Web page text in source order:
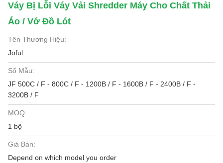
Váy Bị Lỗi Váy Vải Shredder Máy Cho Chất Thải
Áo / Vớ Đồ Lót
Tên Thương Hiệu:
Joful
Số Mẫu:
JF 500C / F - 800C / F - 1200B / F - 1600B / F - 2400B / F -
3200B / F
MOQ:
1 bộ
Giá Bán:
Depend on which model you order